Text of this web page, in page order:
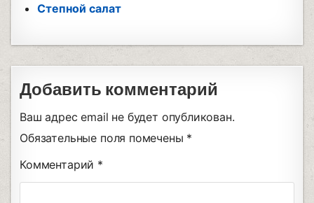
Степной салат
Добавить комментарий
Ваш адрес email не будет опубликован.
Обязательные поля помечены *
Комментарий *